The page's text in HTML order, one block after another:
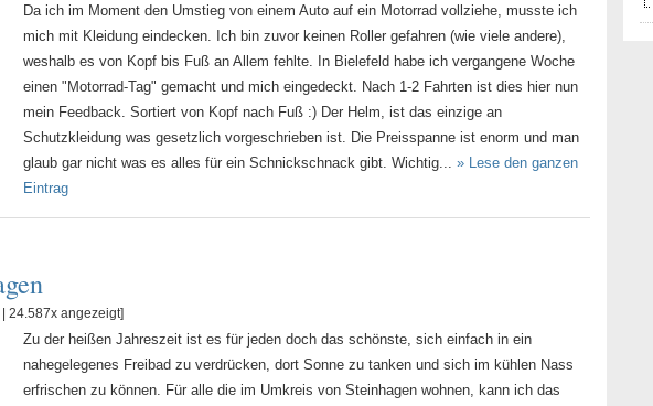
Da ich im Moment den Umstieg von einem Auto auf ein Motorrad vollziehe, musste ich
mich mit Kleidung eindecken. Ich bin zuvor keinen Roller gefahren (wie viele andere),
weshalb es von Kopf bis Fuß an Allem fehlte. In Bielefeld habe ich vergangene Woche
einen "Motorrad-Tag" gemacht und mich eingedeckt. Nach 1-2 Fahrten ist dies hier nun
mein Feedback. Sortiert von Kopf nach Fuß :) Der Helm, ist das einzige an
Schutzkleidung was gesetzlich vorgeschrieben ist. Die Preisspanne ist enorm und man
glaub gar nicht was es alles für ein Schnickschnack gibt. Wichtig...» Lese den ganzen
Eintrag
| 24.587x angezeigt]
Zu der heißen Jahreszeit ist es für jeden doch das schönste, sich einfach in ein
nahegelegenes Freibad zu verdrücken, dort Sonne zu tanken und sich im kühlen Nass
erfrischen zu können. Für alle die im Umkreis von Steinhagen wohnen, kann ich das